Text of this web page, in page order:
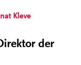
Kleve
der